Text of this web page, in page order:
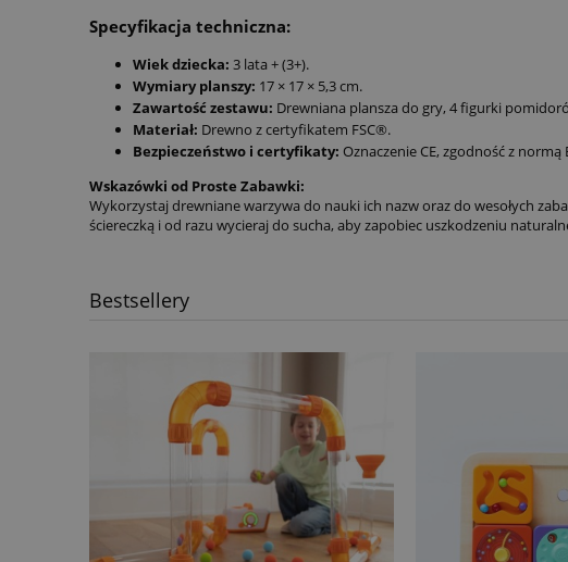
Specyfikacja techniczna:
Wiek dziecka: 3 lata + (3+).
Wymiary planszy: 17 × 17 × 5,3 cm.
Zawartość zestawu: Drewniana plansza do gry, 4 figurki
Materiał: Drewno z certyfikatem FSC®.
Bezpieczeństwo i certyfikaty: Oznaczenie CE, zgodność z
Wskazówki od Proste Zabawki:
Wykorzystaj drewniane warzywa do nauki ich nazw oraz do wesołych
ściereczką i od razu wycieraj do sucha, aby zapobiec uszkodzeniu
Bestsellery